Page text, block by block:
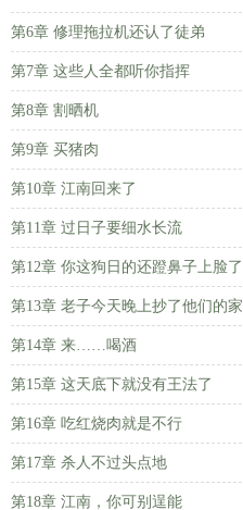
第6章 修理拖拉机还认了徒弟
第7章 这些人全都听你指挥
第8章 割晒机
第9章 买猪肉
第10章 江南回来了
第11章 过日子要细水长流
第12章 你这狗日的还蹬鼻子上脸了
第13章 老子今天晚上抄了他们的家
第14章 来……喝酒
第15章 这天底下就没有王法了
第16章 吃红烧肉就是不行
第17章 杀人不过头点地
第18章 江南，你可别逞能